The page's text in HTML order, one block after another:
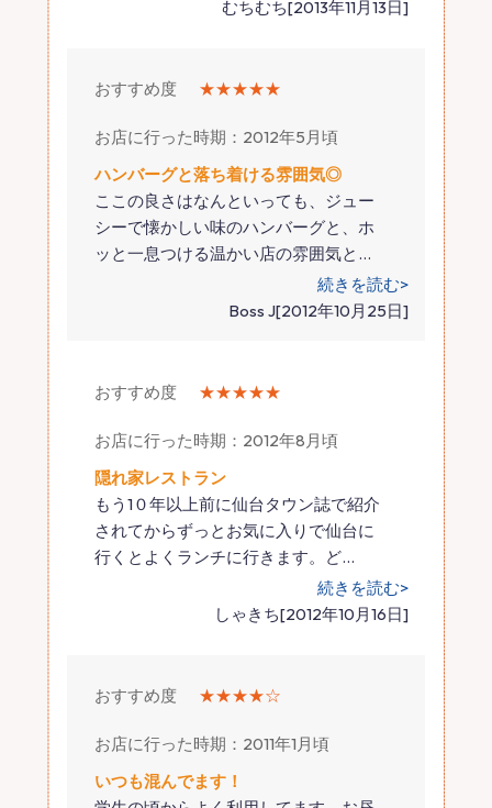
むちむち[2013年11月13日]
おすすめ度 ★★★★★
お店に行った時期：2012年5月頃
ハンバーグと落ち着ける雰囲気◎
ここの良さはなんといっても、ジュー
シーで懐かしい味のハンバーグと、ホ
ッと一息つける温かい店の雰囲気と …
続きを読む>
Boss J[2012年10月25日]
おすすめ度 ★★★★★
お店に行った時期：2012年8月頃
隠れ家レストラン
もう1０年以上前に仙台タウン誌で紹介
されてからずっとお気に入りで仙台に
行くとよくランチに行きます。ど…
続きを読む>
しゃきち[2012年10月16日]
おすすめ度 ★★★★☆
お店に行った時期：2011年1月頃
いつも混んでます！